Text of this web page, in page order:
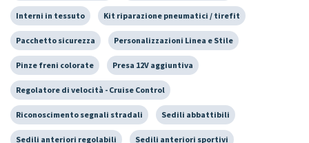
Interni in tessuto Kit riparazione pneumatici / tirefit
Pacchetto sicurezza Personalizzazioni Linea e Stile
Pinze freni colorate Presa 12V aggiuntiva
Regolatore di velocità - Cruise Control
Riconoscimento segnali stradali Sedili abbattibili
Sedili anteriori regolabili Sedili anteriori sportivi